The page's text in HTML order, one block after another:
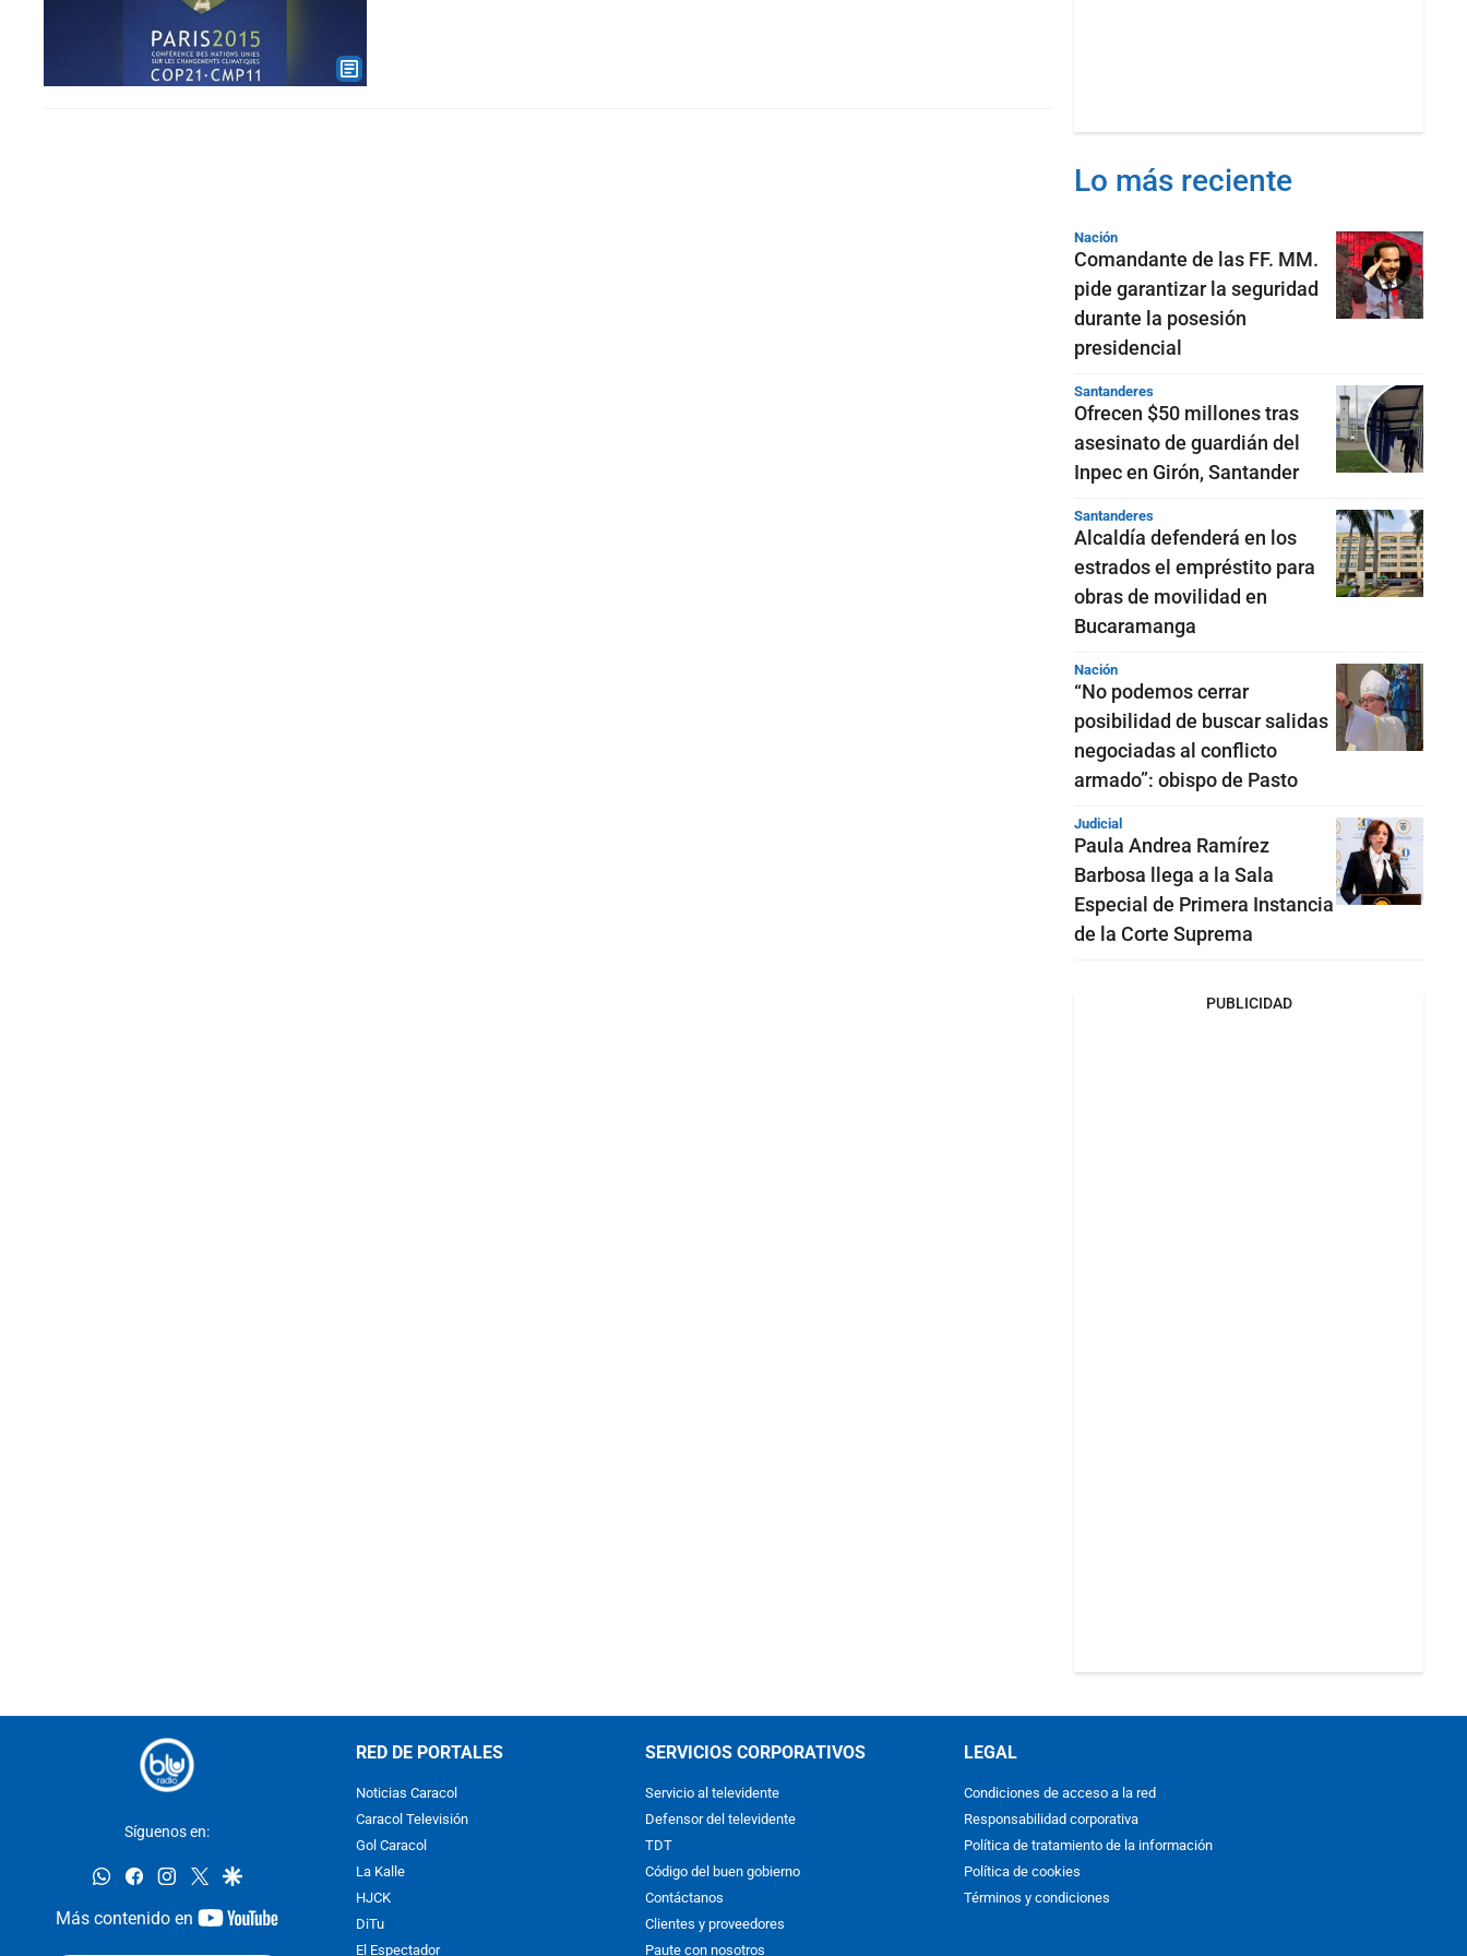
Lo más reciente
Nación
Comandante de las FF. MM.
pide garantizar la seguridad
durante la posesión
presidencial
Santanderes
Ofrecen $50 millones tras
asesinato de guardián del
Inpec en Girón, Santander
Santanderes
Alcaldía defenderá en los
estrados el empréstito para
obras de movilidad en
Bucaramanga
Nación
“No podemos cerrar
posibilidad de buscar salidas
negociadas al conflicto
armado”: obispo de Pasto
Judicial
Paula Andrea Ramírez
Barbosa llega a la Sala
Especial de Primera Instancia
de la Corte Suprema
PUBLICIDAD
Síguenos en:
whatsappfacebookinstagram
twittergoogle
Más contenido en
youtube-
RED DE PORTALES
Noticias Caracol
Caracol Televisión
Gol Caracol
La Kalle
HJCK
DiTu
El Espectador
SERVICIOS CORPORATIVOS
Servicio al televidente
Defensor del televidente
TDT
Código del buen gobierno
Contáctanos
Clientes y proveedores
Paute con nosotros
LEGAL
Condiciones de acceso a la red
Responsabilidad corporativa
Política de tratamiento de la información
Política de cookies
Términos y condiciones